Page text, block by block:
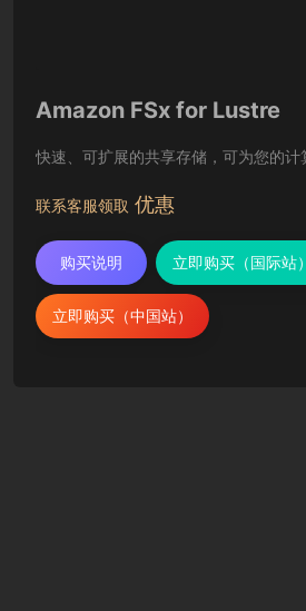
Amazon FSx for Lustre
快速、可扩展的共享存储，可为您的计
联系客服领取 优惠
购买说明 立即购买（国际站）
立即购买（中国站）